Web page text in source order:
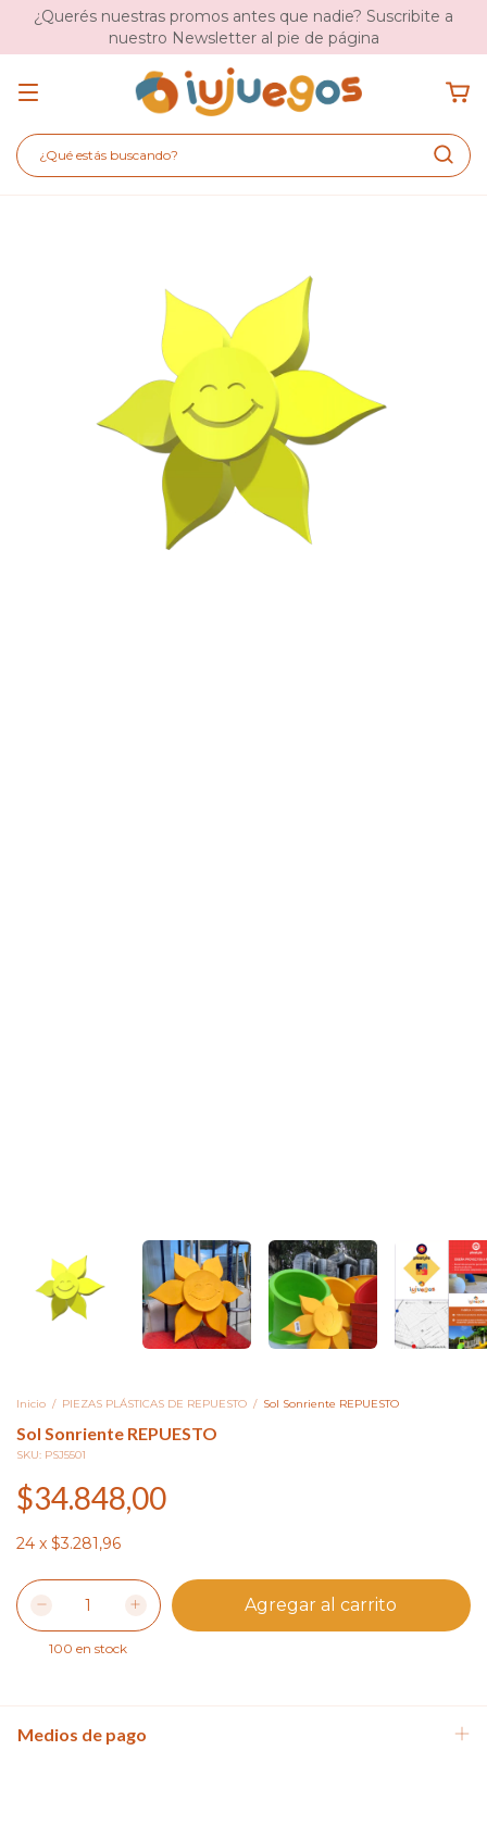
¿Querés nuestras promos antes que nadie? Suscribite a
nuestro Newsletter al pie de página
Inicio / PIEZAS PLÁSTICAS DE REPUESTO / Sol Sonriente REPUESTO
Sol Sonriente REPUESTO
SKU: PSJ5501
$34.848,00
24 x $3.281,96
100 en stock
Medios de pago